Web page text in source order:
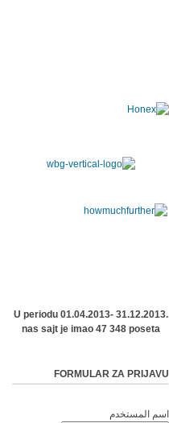
U periodu 01.04.2013- 31.12.2013.
nas sajt je imao 47 348 poseta
FORMULAR ZA PRIJAVU
اسم المستخدم